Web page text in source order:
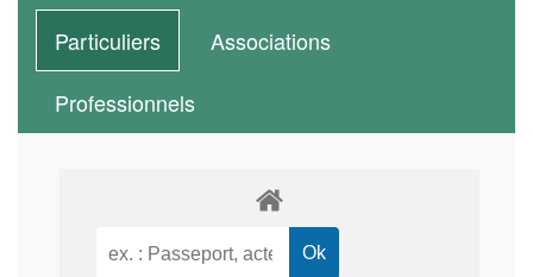
Particuliers
Associations
Professionnels